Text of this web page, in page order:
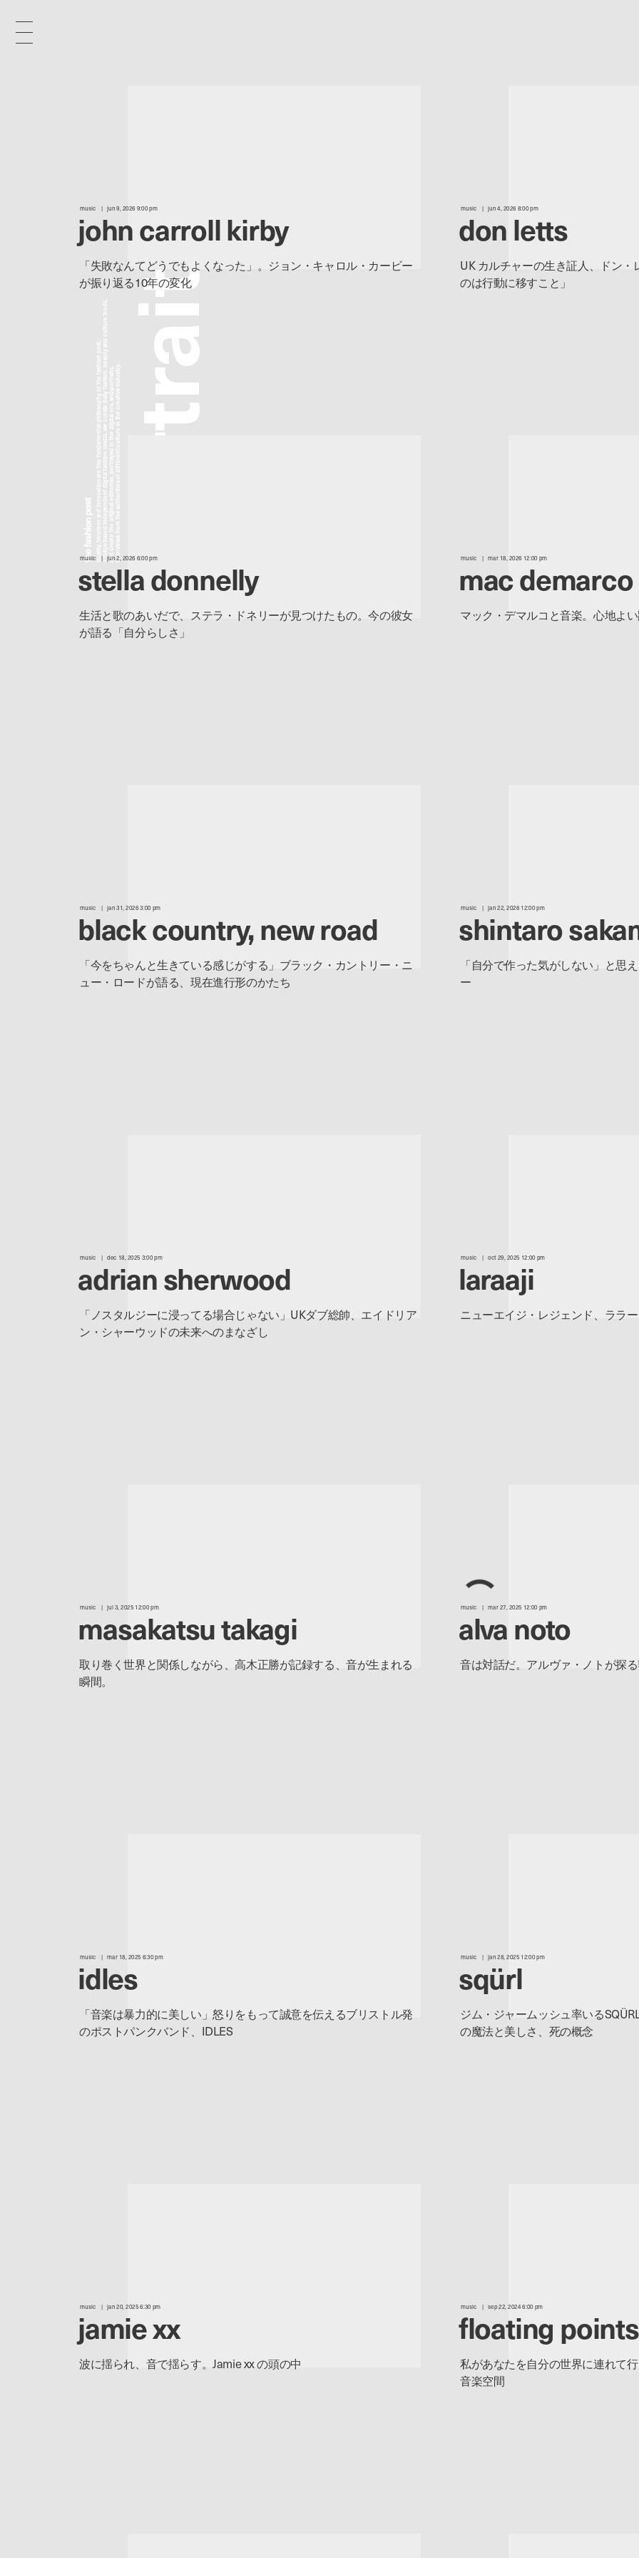
quality, timeless and innovation are the fundamental philosophy of the fashion post,a tokyo based independent digital fashion media. we curate daily fashion, beauty and culture feeds,and create the original editorials, portrayed in the digital era, and portraits,interviews from the authorities of different culture in the creative industry.
p
o
r
t
r
a
i
t
s
music jun 9, 2026 9:00 pm
john carroll kirby
「失敗なんてどうでもよくなった」。ジョン・キャロル・カービー
が振り返る10年の変化
music jun 4, 2026 8:00 pm
don letts
UK カルチャーの生き証人、ドン
のは行動に移すこと」
music jun 2, 2026 6:00 pm
stella donnelly
生活と歌のあいだで、ステラ・ドネリーが見つけたもの。今の彼女
が語る「自分らしさ」
music mar 18, 2026 12:00 pm
mac demarco
マック・デマルコと音楽。心地よ
music jan 31, 2026 3:00 pm
black country, new road
「今をちゃんと生きている感じがする」ブラック・カントリー・ニ
ュー・ロードが語る、現在進行形のかたち
music jan 22, 2026 12:00 pm
shintaro
「自分で作った気がしない」と思
ー
music dec 18, 2025 3:00 pm
adrian sherwood
「ノスタルジーに浸ってる場合じゃない」UKダブ総帥、エイドリア
ン・シャーウッドの未来へのまなざし
music oct 29, 2025 12:00 pm
laraaji
ニューエイジ・レジェンド、ララ
music jul 3, 2025 12:00 pm
masakatsu takagi
取り巻く世界と関係しながら、高木正勝が記録する、音が生まれる
瞬間。
music mar 27, 2025 12:00 pm
alva noto
音は対話だ。アルヴァ・ノトが探
music mar 18, 2025 6:30 pm
idles
「音楽は暴力的に美しい」怒りをもって誠意を伝えるブリストル発
のポストパンクバンド、IDLES
music jan 28, 2025 12:00 pm
sqürl
ジム・ジャームッシュ率いる
の魔法と美しさ、死の概念
music jan 20, 2025 6:30 pm
jamie xx
波に揺られ、音で揺らす。Jamie xx の頭の中
music sep 22, 2024 6:00 pm
floating points
私があなたを自分の世界に連れて
音楽空間